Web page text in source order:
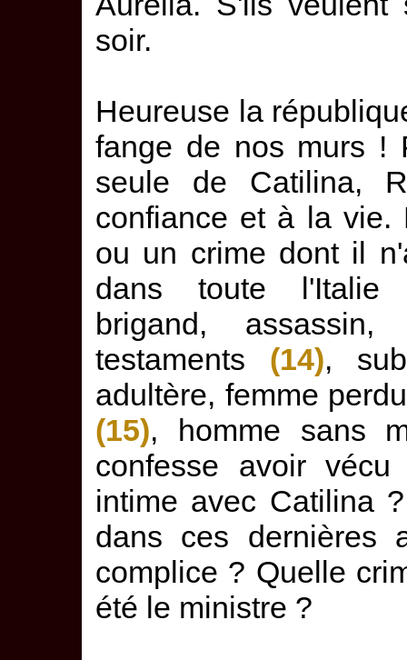
soir.
Heureuse la
fange de nos murs !
seule de Catilina,
confiance et à la vie.
ou un crime dont il
dans toute l'Italie
brigand,
testaments (14),
adultère, femme
(15), homme sans
confesse avoir
intime avec Catilina
dans ces dernières
complice ? Quelle
été le ministre ?